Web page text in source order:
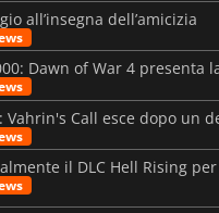
all’insegna dell’amicizia